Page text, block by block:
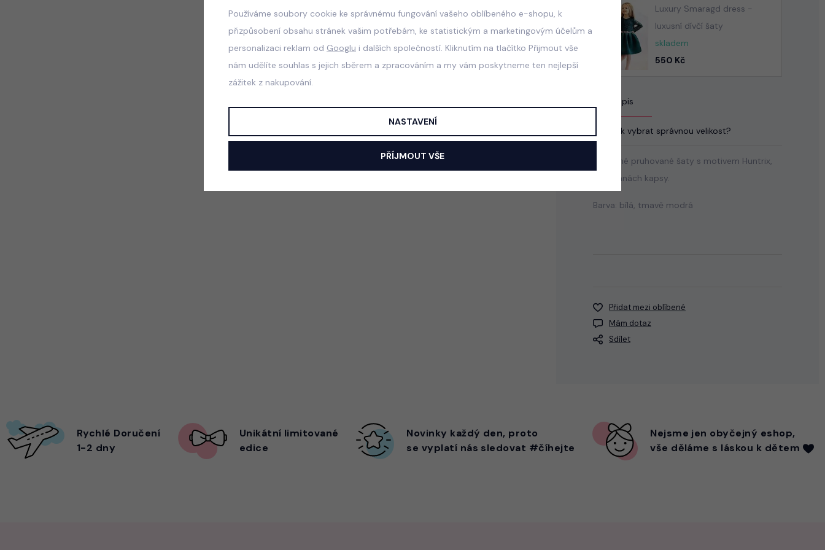
Luxury Smaragd dress -
luxusní dívčí šaty
skladem
550 Kč
Popis
Jak vybrat správnou velikost?
Bavlněné pruhované šaty s motivem Huntrix,
po stranách kapsy.
Barva: bílá, tmavě modrá
Přidat mezi oblíbené
Mám dotaz
Sdílet
Rychlé Doručení
1-2 dny
Unikátní limitované
edice
Novinky každý den, proto
se vyplatí nás sledovat #číhejte
Nejsme jen obyčejný eshop,
vše děláme s láskou k dětem
Používáme soubory cookie ke správnému fungování vašeho oblíbeného e-shopu, k
přizpůsobení obsahu stránek vašim potřebám, ke statistickým a marketingovým účelům a
personalizaci reklam od Googlu i dalších společností. Kliknutím na tlačítko Přijmout vše
nám udělíte souhlas s jejich sběrem a zpracováním a my vám poskytneme ten nejlepší
zážitek z nakupování.
NASTAVENÍ
PŘÍJMOUT VŠE